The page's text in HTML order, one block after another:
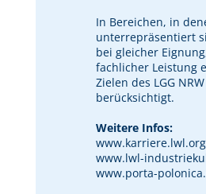
In Bereichen, in
unterrepräsentiert
bei gleicher
fachlicher Leistung
Zielen des LGG
berücksichtigt.
Weitere Infos:
www.karriere.lwl.org
www.lwl-
www.porta-